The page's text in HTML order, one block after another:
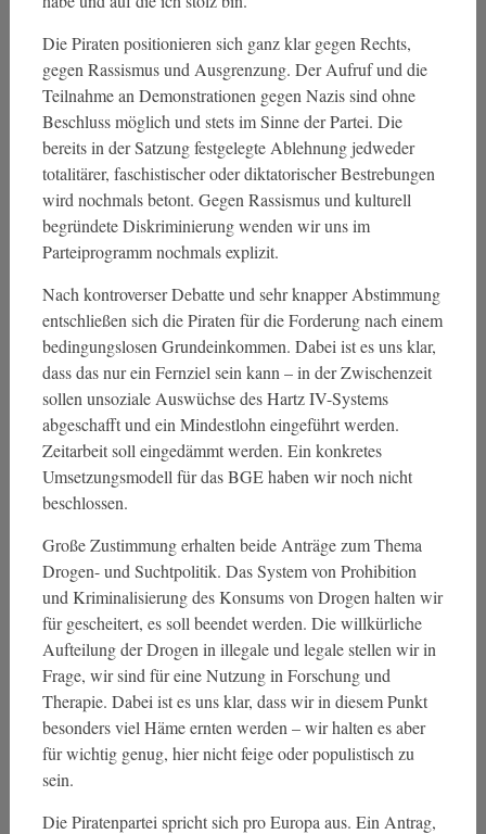
Die Piraten positionieren sich ganz klar gegen Rechts,
gegen Rassismus und Ausgrenzung. Der Aufruf und die
Teilnahme an Demonstrationen gegen Nazis sind ohne
Beschluss möglich und stets im Sinne der Partei. Die
bereits in der Satzung festgelegte Ablehnung jedweder
totalitärer, faschistischer oder diktatorischer Bestrebungen
wird nochmals betont. Gegen Rassismus und kulturell
begründete Diskriminierung wenden wir uns im
Parteiprogramm nochmals explizit.
Nach kontroverser Debatte und sehr knapper Abstimmung
entschließen sich die Piraten für die Forderung nach einem
bedingungslosen Grundeinkommen. Dabei ist es uns klar,
dass das nur ein Fernziel sein kann – in der Zwischenzeit
sollen unsoziale Auswüchse des Hartz IV-Systems
abgeschafft und ein Mindestlohn eingeführt werden.
Zeitarbeit soll eingedämmt werden. Ein konkretes
Umsetzungsmodell für das BGE haben wir noch nicht
beschlossen.
Große Zustimmung erhalten beide Anträge zum Thema
Drogen- und Suchtpolitik. Das System von Prohibition
und Kriminalisierung des Konsums von Drogen halten wir
für gescheitert, es soll beendet werden. Die willkürliche
Aufteilung der Drogen in illegale und legale stellen wir in
Frage, wir sind für eine Nutzung in Forschung und
Therapie. Dabei ist es uns klar, dass wir in diesem Punkt
besonders viel Häme ernten werden – wir halten es aber
für wichtig genug, hier nicht feige oder populistisch zu
sein.
Die Piratenpartei spricht sich pro Europa aus. Ein Antrag,